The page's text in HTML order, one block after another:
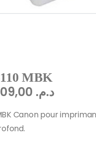
MBK
د.م.
Canon pour